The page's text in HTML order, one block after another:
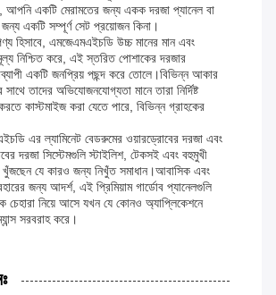
আপনি একটি মেরামতের জন্য একক দরজা প্যানেল বা
একটি সম্পূর্ণ সেট প্রয়োজন কিনা।
হিসাবে, এমজেএমএইচডি উচ্চ মানের মান এবং
নিশ্চিত করে, এই স্তরিত পোশাকের দরজার
একটি জনপ্রিয় পছন্দ করে তোলে।বিভিন্ন আকার
তাদের অভিযোজনযোগ্যতা মানে তারা নির্দিষ্ট
কাস্টমাইজ করা যেতে পারে, বিভিন্ন গ্রাহকের
এর ল্যামিনেট বেডরুমের ওয়ারড্রোবের দরজা এবং
দরজা সিস্টেমগুলি স্টাইলিশ, টেকসই এবং বহুমুখী
খুঁজছেন যে কারও জন্য নিখুঁত সমাধান।আবাসিক এবং
জন্য আদর্শ, এই প্রিমিয়াম গার্ডোব প্যানেলগুলি
চেহারা নিয়ে আসে যখন যে কোনও অ্যাপ্লিকেশনে
সরবরাহ করে।